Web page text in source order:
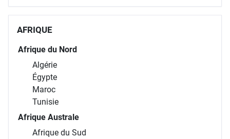
AFRIQUE
Afrique du Nord
Algérie
Égypte
Maroc
Tunisie
Afrique Australe
Afrique du Sud